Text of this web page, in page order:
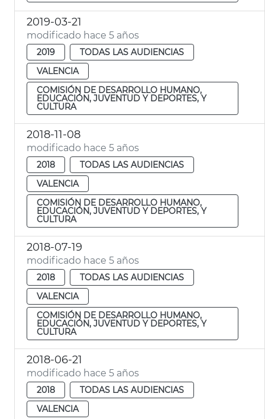
2019-03-21
modificado hace 5 años
2019
TODAS LAS AUDIENCIAS
VALENCIA
COMISIÓN DE DESARROLLO HUMANO,
EDUCACIÓN, JUVENTUD Y DEPORTES, Y
CULTURA
2018-11-08
modificado hace 5 años
2018
TODAS LAS AUDIENCIAS
VALENCIA
COMISIÓN DE DESARROLLO HUMANO,
EDUCACIÓN, JUVENTUD Y DEPORTES, Y
CULTURA
2018-07-19
modificado hace 5 años
2018
TODAS LAS AUDIENCIAS
VALENCIA
COMISIÓN DE DESARROLLO HUMANO,
EDUCACIÓN, JUVENTUD Y DEPORTES, Y
CULTURA
2018-06-21
modificado hace 5 años
2018
TODAS LAS AUDIENCIAS
VALENCIA